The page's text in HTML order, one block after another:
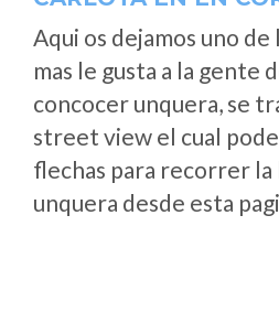
Aqui os dejamos uno de
mas le gusta a la gente
concocer unquera, se
street view el cual
flechas para recorrer la
unquera desde esta